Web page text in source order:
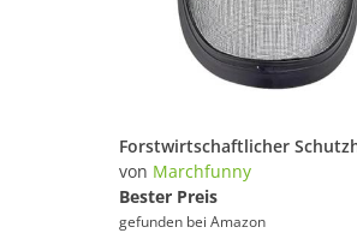
von Marchfunny
Bester Preis
gefunden bei Amazon